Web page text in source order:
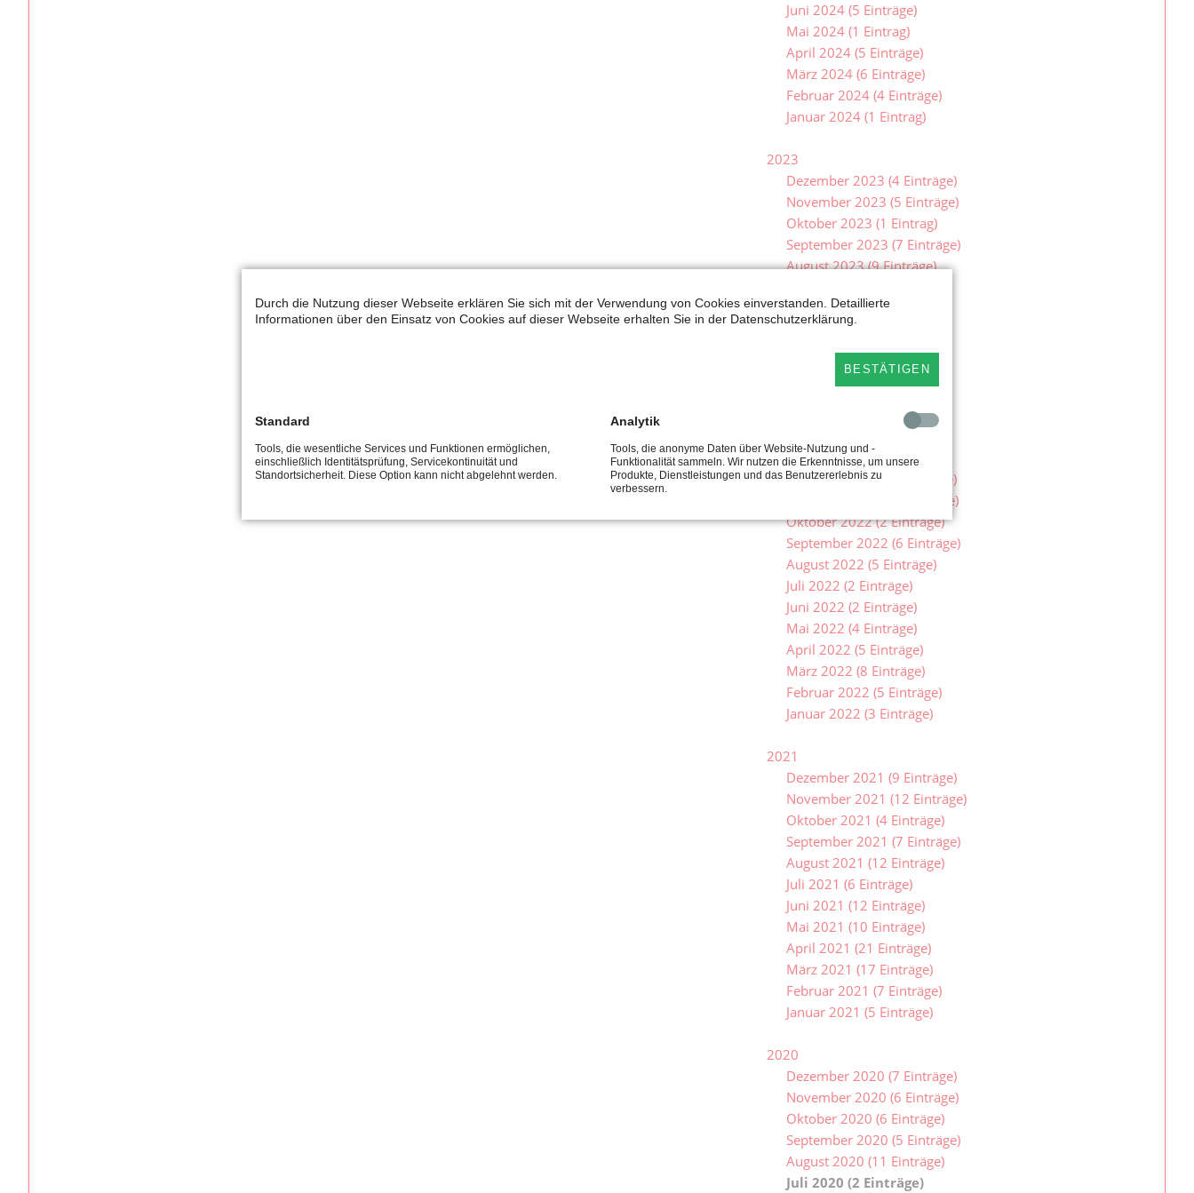
Juni 2024 (5 Einträge)
Mai 2024 (1 Eintrag)
April 2024 (5 Einträge)
März 2024 (6 Einträge)
Februar 2024 (4 Einträge)
Januar 2024 (1 Eintrag)
2023
Dezember 2023 (4 Einträge)
November 2023 (5 Einträge)
Oktober 2023 (1 Eintrag)
September 2023 (7 Einträge)
August 2023 (9 Einträge)
Juni 2023 (2 Einträge)
Mai 2023 (7 Einträge)
April 2023 (2 Einträge)
März 2023 (9 Einträge)
Januar 2023 (3 Einträge)
2022
Dezember 2022 (5 Einträge)
November 2022 (8 Einträge)
Oktober 2022 (2 Einträge)
September 2022 (6 Einträge)
August 2022 (5 Einträge)
Juli 2022 (2 Einträge)
Juni 2022 (2 Einträge)
Mai 2022 (4 Einträge)
April 2022 (5 Einträge)
März 2022 (8 Einträge)
Februar 2022 (5 Einträge)
Januar 2022 (3 Einträge)
2021
Dezember 2021 (9 Einträge)
November 2021 (12 Einträge)
Oktober 2021 (4 Einträge)
September 2021 (7 Einträge)
August 2021 (12 Einträge)
Juli 2021 (6 Einträge)
Juni 2021 (12 Einträge)
Mai 2021 (10 Einträge)
April 2021 (21 Einträge)
März 2021 (17 Einträge)
Februar 2021 (7 Einträge)
Januar 2021 (5 Einträge)
2020
Dezember 2020 (7 Einträge)
November 2020 (6 Einträge)
Oktober 2020 (6 Einträge)
September 2020 (5 Einträge)
August 2020 (11 Einträge)
Juli 2020 (2 Einträge)
Durch die Nutzung dieser Webseite erklären Sie sich mit der Verwendung von Cookies einverstanden. Detaillierte
Informationen über den Einsatz von Cookies auf dieser Webseite erhalten Sie in der Datenschutzerklärung.
BESTÄTIGEN
Standard
Tools, die wesentliche Services und Funktionen ermöglichen,
einschließlich Identitätsprüfung, Servicekontinuität und
Standortsicherheit. Diese Option kann nicht abgelehnt werden.
Analytik
Tools, die anonyme Daten über Website-Nutzung und -
Funktionalität sammeln. Wir nutzen die Erkenntnisse, um unsere
Produkte, Dienstleistungen und das Benutzererlebnis zu
verbessern.